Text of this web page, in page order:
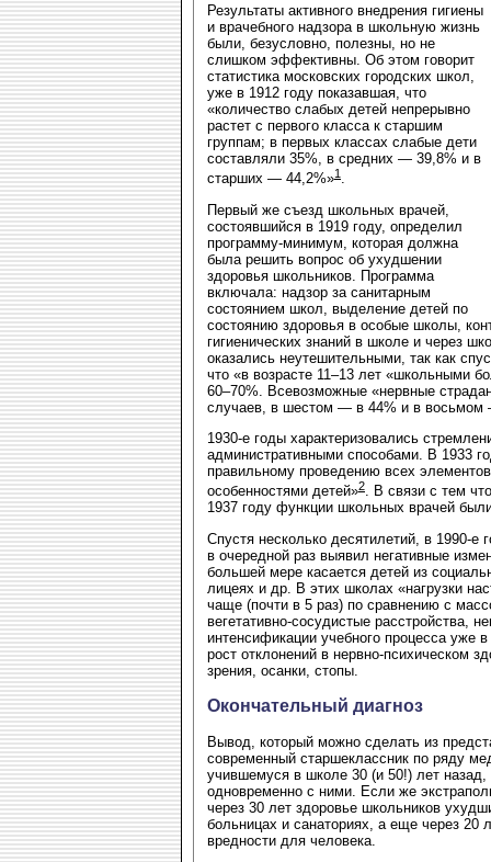
Результаты активного внедрения гигиены
и врачебного надзора в школьную жизнь
были, безусловно, полезны, но не
слишком эффективны. Об этом говорит
статистика московских городских школ,
уже в 1912 году показавшая, что
«количество слабых детей непрерывно
растет с первого класса к старшим
группам; в первых классах слабые дети
составляли 35%, в средних — 39,8% и в
старших — 44,2%»1 .
Первый же съезд школьных врачей,
состоявшийся в 1919 году, определил
программу-минимум, которая должна
была решить вопрос об ухудшении
здоровья школьников. Программа
включала: надзор за санитарным
состоянием школ, выделение детей по
состоянию здоровья в особые школы,
гигиенических знаний в школе и через
оказались неутешительными, так как
что «в возрасте 11–13 лет «школьными
60–70%. Всевозможные «нервные
случаев, в шестом — в 44% и в
1930-е годы характеризовались
административными способами. В 1933
правильному проведению всех
особенностями детей»2. В связи с тем
1937 году функции школьных врачей
Спустя несколько десятилетий, в 1990-е
в очередной раз выявил негативные
большей мере касается детей из
лицеях и др. В этих школах «нагрузки
чаще (почти в 5 раз) по сравнению с
вегетативно-сосудистые расстройства,
интенсификации учебного процесса уже
рост отклонений в нервно-психическом
зрения, осанки, стопы.
Окончательный диагноз
Вывод, который можно сделать из
современный старшеклассник по ряду
учившемуся в школе 30 (и 50!) лет
одновременно с ними. Если же
через 30 лет здоровье школьников
больницах и санаториях, а еще через 20
вредности для человека.